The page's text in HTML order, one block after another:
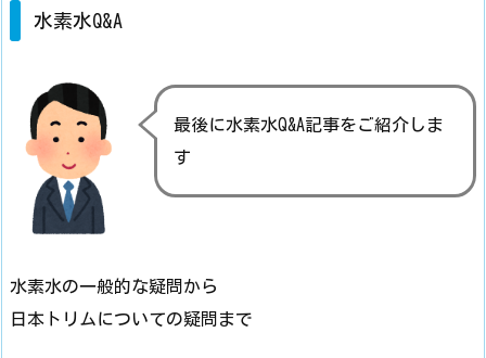
水素水Q&A
最後に水素水Q&A記事をご紹介しま
す
水素水の一般的な疑問から
日本トリムについての疑問まで